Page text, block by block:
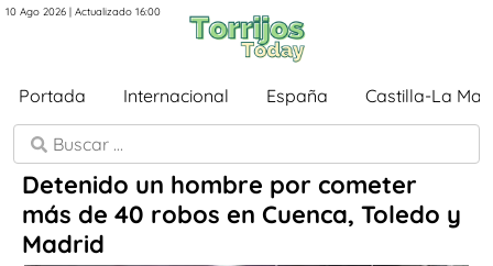
10 Ago 2026 | Actualizado 16:00
Portada Internacional España Castilla-La
Detenido un hombre por cometer
más de 40 robos en Cuenca, Toledo y
Madrid